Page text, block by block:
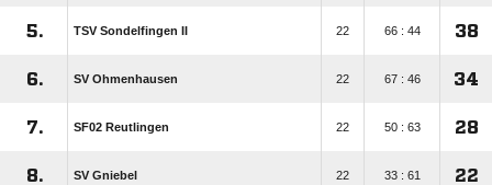
5. TSV Sondelfingen II 22 66 : 44 38
6. SV Ohmenhausen 22 67 : 46 34
7. SF02 Reutlingen 22 50 : 63 28
8. SV Gniebel 22 33 : 61 22